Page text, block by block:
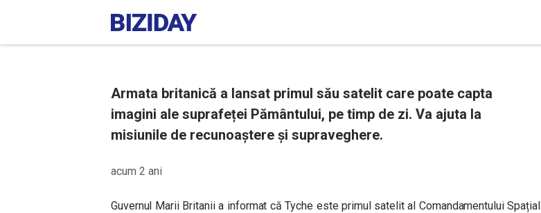
Armata britanică a lansat primul său satelit care poate capta
imagini ale suprafeței Pământului, pe timp de zi. Va ajuta la
misiunile de recunoaștere și supraveghere.
acum 2 ani
Guvernul Marii Britanii a informat că Tyche este primul satelit al Comandamentului Spațial